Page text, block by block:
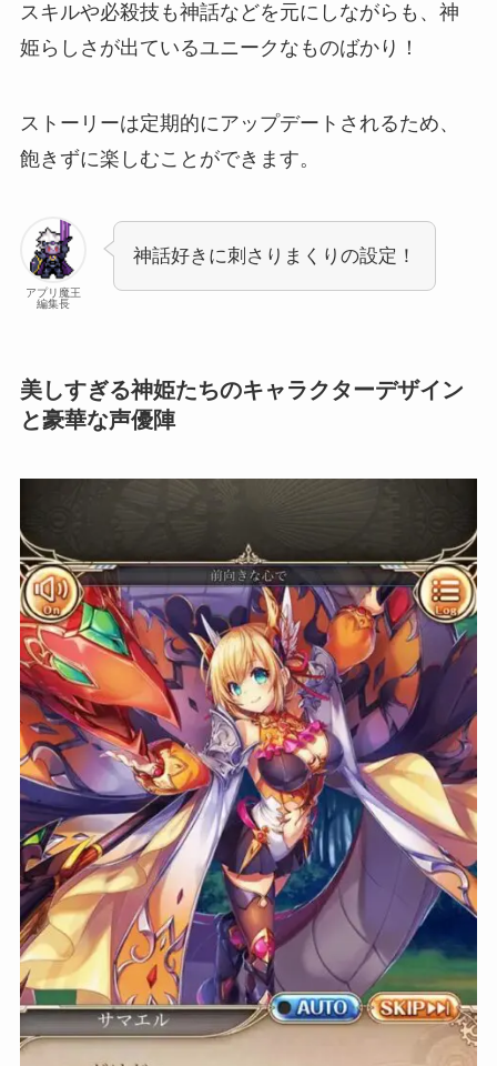
スキルや必殺技も神話などを元にしながらも、神
姫らしさが出ているユニークなものばかり！
ストーリーは定期的にアップデートされるため、
飽きずに楽しむことができます。
アプリ魔王
編集長
神話好きに刺さりまくりの設定！
美しすぎる神姫たちのキャラクターデザイン
と豪華な声優陣